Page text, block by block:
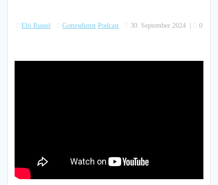
Ebi Russel Gottesdienst Podcast 30. September 2024 0